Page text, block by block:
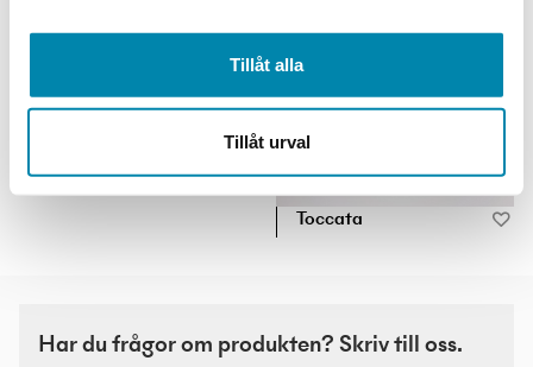
Tillåt alla
Tillåt urval
Doppio
Toccata
Har du frågor om produkten? Skriv till oss.